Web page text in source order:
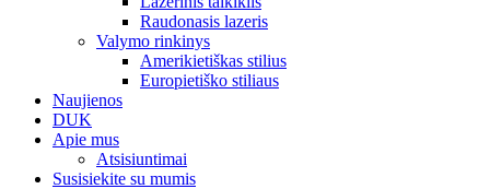
Raudonasis lazeris
Valymo rinkinys
Amerikietiškas stilius
Europietiško stiliaus
Naujienos
DUK
Apie mus
Atsisiuntimai
Susisiekite su mumis